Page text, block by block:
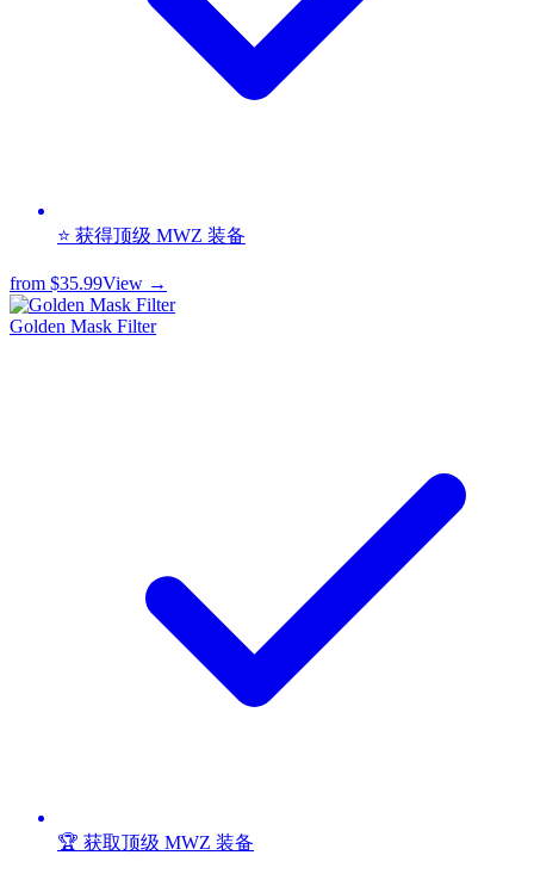
⭐ 获得顶级 MWZ 装备
from $35.99View →
Golden Mask Filter
🏆 获取顶级 MWZ 装备